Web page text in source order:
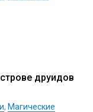
друидов
, Магические